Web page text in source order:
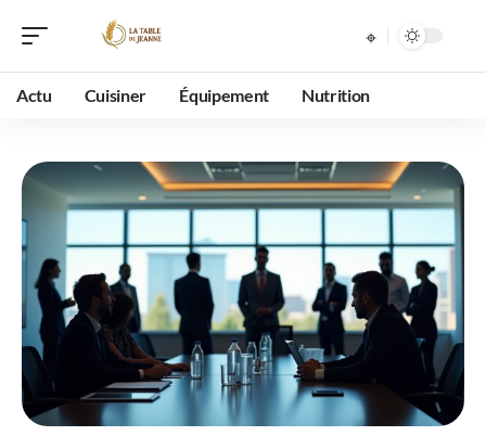
Actu Cuisiner Équipement Nutrition